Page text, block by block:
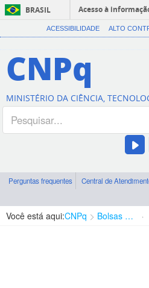
BRASIL
Acesso à
ACESSIBILIDADE ALTO
CNPq
MINISTÉRIO DA CIÊNCIA,
Perguntas frequentes Central de
Você está aqui:CNPq Bolsas e Auxílios Vigentes